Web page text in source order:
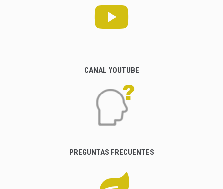
CANAL YOUTUBE
PREGUNTAS FRECUENTES